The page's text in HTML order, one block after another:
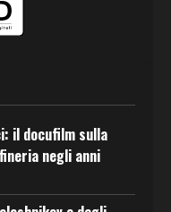
il docufilm sulla
negli anni